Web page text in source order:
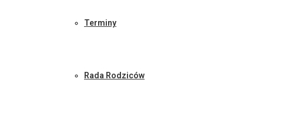
Terminy
Rada Rodziców